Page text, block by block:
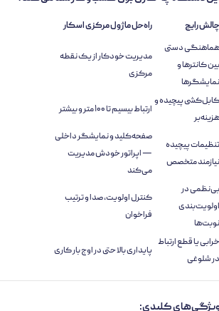
رایج
راه‌حل ماژول مرکزی اسکار
دستی
کانترها و
مدیریت خودکار از یک نقطه
مرکزی
پیچیده و
ارتباط بیسیم تا ۱۰۰ متر و بیشتر
پیچیده
متخصص
صفحه‌کلید و نمایشگر داخلی
— اپراتور خودش مدیریت
می‌کند
در
کنترل اولویت، صدا و ترتیب
فراخوان
یا قطع ارتباط
شلوغی
پایداری بالا حتی در اوج بار کاری
کلیدی: